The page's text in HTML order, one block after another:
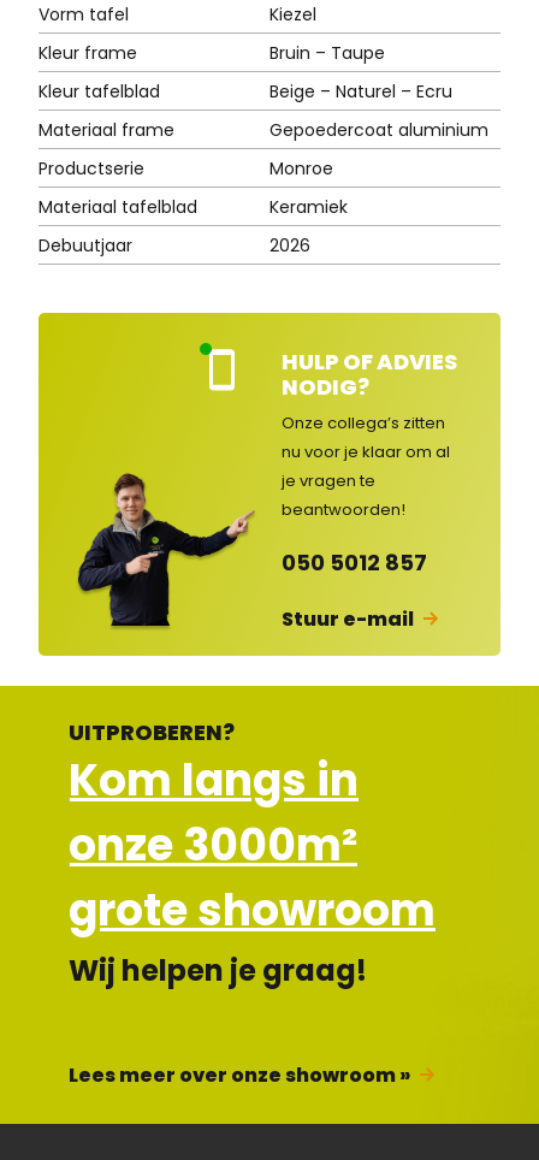
Vorm tafel
Kiezel
Kleur frame
Bruin – Taupe
Kleur tafelblad
Beige – Naturel – Ecru
Materiaal frame
Gepoedercoat aluminium
Productserie
Monroe
Materiaal tafelblad
Keramiek
Debuutjaar
2026
nte
en
d
HULP OF ADVIES
NODIG?
Onze collega’s zitten
nu voor je klaar om al
je vragen te
beantwoorden!
050 5012 857
Stuur e-mail
UITPROBEREN?
Kom langs in
onze 3000m²
grote showroom
Wij helpen je graag!
Lees meer over onze showroom »